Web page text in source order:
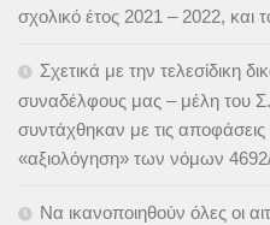
σχολικό έτος 2021 – 2022, και
Σχετικά με την τελεσίδικη
συναδέλφους μας – μέλη του
συντάχθηκαν με τις
«αξιολόγηση» των νόμων
Να ικανοποιηθούν όλες οι